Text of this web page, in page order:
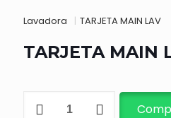
Lavadora | TARJETA MAIN LAV
TARJETA MAIN
MAIN